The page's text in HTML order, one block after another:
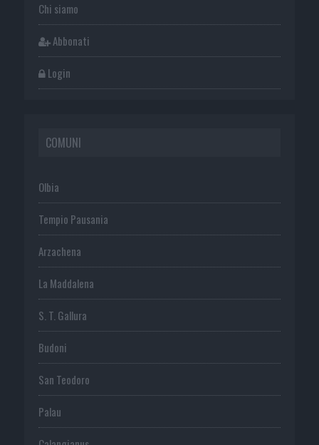
Chi siamo
Abbonati
Login
COMUNI
Olbia
Tempio Pausania
Arzachena
La Maddalena
S. T. Gallura
Budoni
San Teodoro
Palau